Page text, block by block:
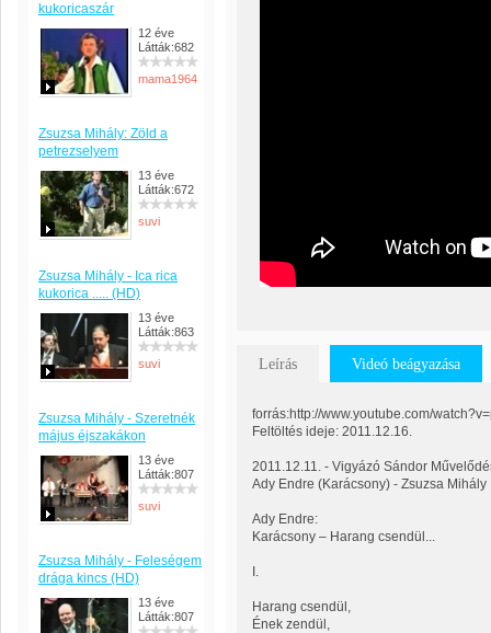
kukoricaszár
12 éve
Látták:682
mama1964
Zsuzsa Mihály: Zöld a
petrezselyem
13 éve
Látták:672
suvi
Zsuzsa Mihály - Ica rica
kukorica ..... (HD)
13 éve
Látták:863
suvi
Zsuzsa Mihály - Szeretnék
május éjszakákon
13 éve
Látták:807
suvi
Zsuzsa Mihály - Feleségem
drága kincs (HD)
13 éve
Látták:807
Leírás Videó beágyazása
forrás:http://www.youtube.com/
Feltöltés ideje: 2011.12.16.
2011.12.11. - Vigyázó Sándor
Ady Endre (Karácsony) - Zsuzsa Mihály
Ady Endre:
Karácsony – Harang csendül...
I.
Harang csendül,
Ének zendül,